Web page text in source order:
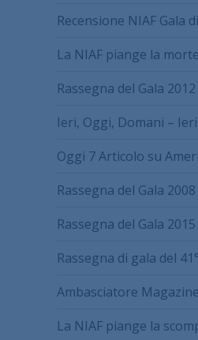
Recensione NIAF Gala
La NIAF piange la
Rassegna del Gala
Ieri, Oggi, Domani –
Oggi 7 Articolo su
Rassegna del Gala
Rassegna del Gala
Rassegna di gala del
Ambasciatore
La NIAF piange la